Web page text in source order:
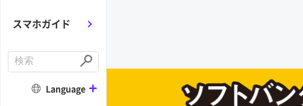
スマホガイド
n
S
u
m
Language